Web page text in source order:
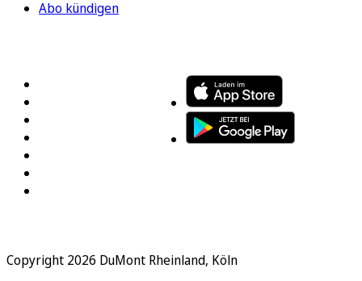
Abo kündigen
Copyright 2026 DuMont Rheinland, Köln